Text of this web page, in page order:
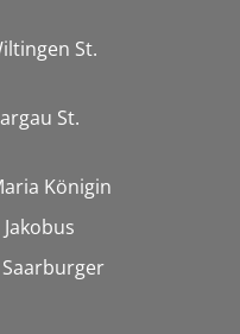
St.
St.
Königin